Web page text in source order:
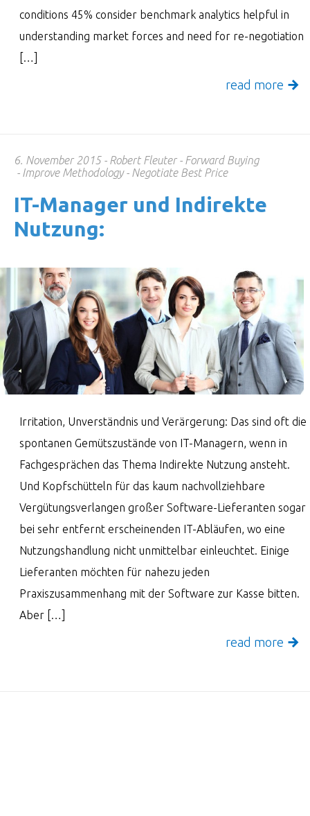
conditions 45% consider benchmark analytics helpful in
understanding market forces and need for re-negotiation
[…]
read more
6. November 2015 Robert Fleuter
Forward Buying
Improve Methodology
Negotiate Best Price
IT-Manager und Indi­rekte
Nutzung:
Irritation, Unverständnis und Verärgerung: Das sind oft die
spontanen Gemütszustände von IT-Managern, wenn in
Fachgesprächen das Thema Indirekte Nutzung ansteht.
Und Kopfschütteln für das kaum nachvollziehbare
Vergütungsverlangen großer Software-Lieferanten sogar
bei sehr entfernt erscheinenden IT-Abläufen, wo eine
Nutzungshandlung nicht unmittelbar einleuchtet. Einige
Lieferanten möchten für nahezu jeden
Praxiszusammenhang mit der Software zur Kasse bitten.
Aber […]
read more